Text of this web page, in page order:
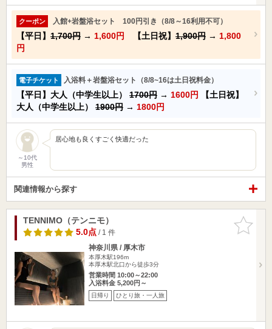
クーポン 入館+岩盤浴セット 100円引き（8/8～16利用不可）
【平日】 1,700円 → 1,600円 【土日祝】 1,900円 → 1,800
円
電子チケット 入浴料＋岩盤浴セット（8/8~16は土日祝料金）
【平日】大人（中学生以上） 1700円 → 1600円
【土日祝】
大人（中学生以上） 1900円 → 1800円
～10代
男性
居心地も良くすごく快適だった
関連情報から探す
お気に入
りに追加
TENNIMO（テンニモ）
5.0点/ 1 件
神奈川県 / 厚木市
本厚木駅196m
本厚木駅北口から徒歩3分
営業時間 10:00～22:00
入浴料金 5,200円～
日帰り ひとり旅・一人旅